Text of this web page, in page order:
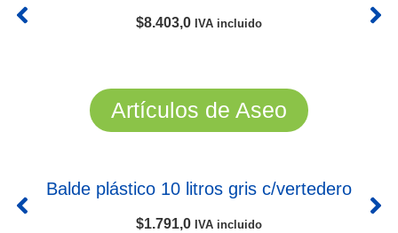
$8.403,0 IVA incluido
Artículos de Aseo
Balde plástico 10 litros gris c/vertedero
$1.791,0 IVA incluido